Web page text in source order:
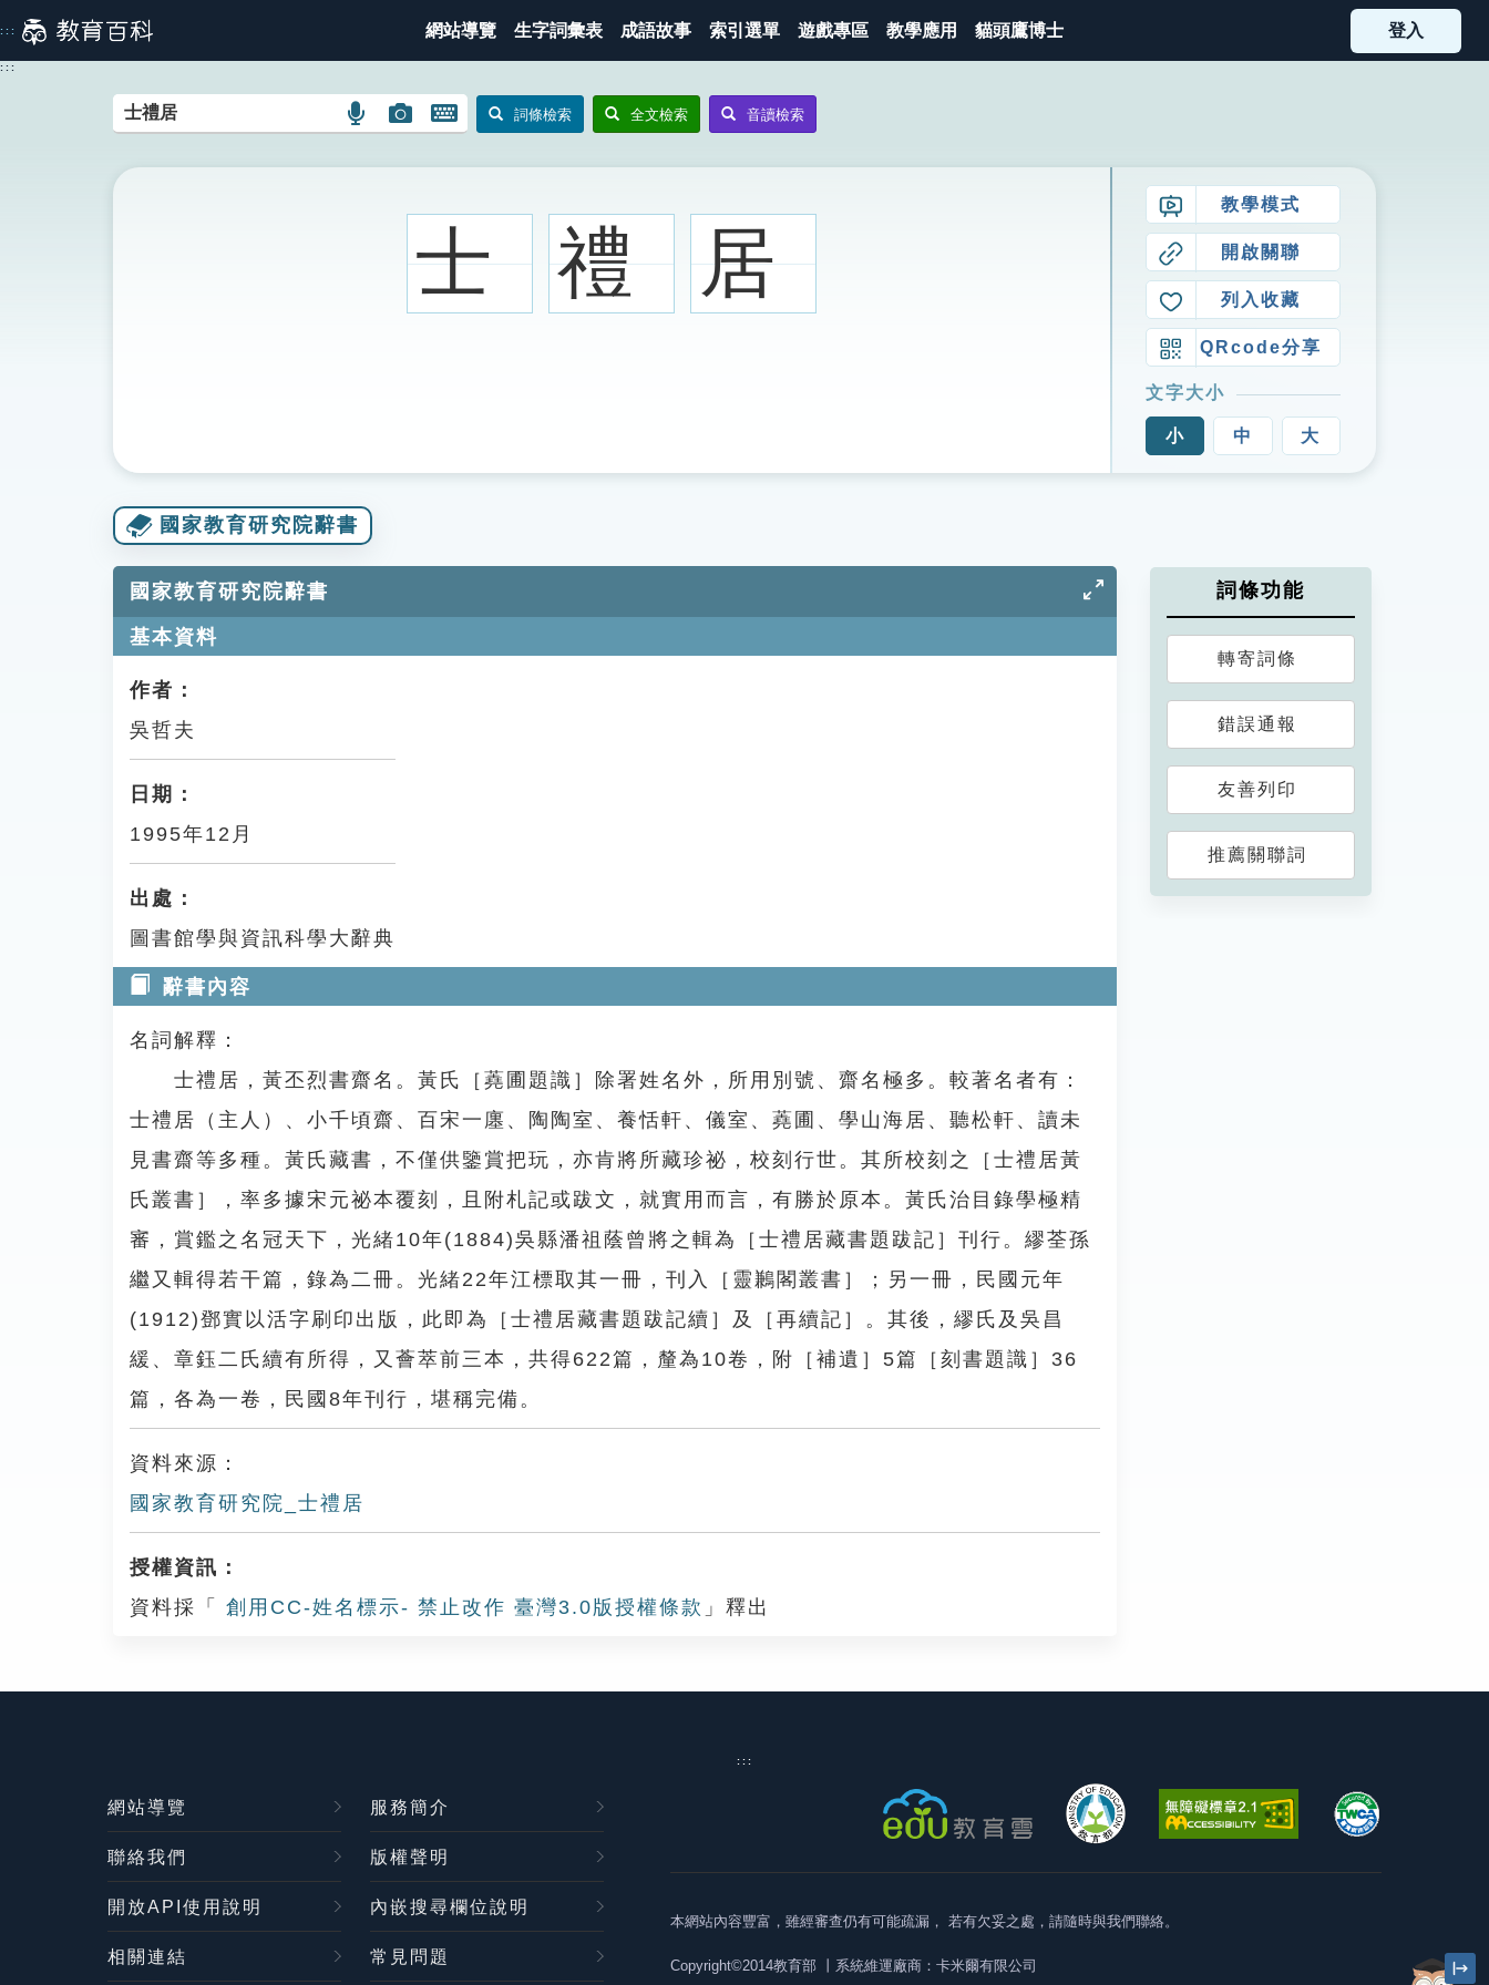
到
主
::: 網站導覽 生字詞彙表 成語故事 索引選單 遊戲專區 教學應用 貓頭鷹博士 登入
:::
語
搜
圖
搜
圖
開
鍵
圖
詞條檢索 全文檢索 音讀檢索
士 禮 居
教學模式
開啟關聯
列入收藏
QRcode分享
文字大小
小 中 大
國家教育研究院辭書
國家教育研究院辭書
基本資料
作者：
吳哲夫
日期：
1995年12月
出處：
圖書館學與資訊科學大辭典
辭書內容
名詞解釋：
士禮居，黃丕烈書齋名。黃氏［蕘圃題識］除署姓名外，所用別號、齋名極多。較著名者有：
士禮居（主人）、小千頃齋、百宋一廛、陶陶室、養恬軒、儀室、蕘圃、學山海居、聽松軒、讀未
見書齋等多種。黃氏藏書，不僅供鑒賞把玩，亦肯將所藏珍祕，校刻行世。其所校刻之［士禮居黃
氏叢書］，率多據宋元祕本覆刻，且附札記或跋文，就實用而言，有勝於原本。黃氏治目錄學極精
審，賞鑑之名冠天下，光緒10年(1884)吳縣潘祖蔭曾將之輯為［士禮居藏書題跋記］刊行。繆荃孫
繼又輯得若干篇，錄為二冊。光緒22年江標取其一冊，刊入［靈鶼閣叢書］；另一冊，民國元年
(1912)鄧實以活字刷印出版，此即為［士禮居藏書題跋記續］及［再續記］。其後，繆氏及吳昌
緩、章鈺二氏續有所得，又薈萃前三本，共得622篇，釐為10卷，附［補遺］5篇［刻書題識］36
篇，各為一卷，民國8年刊行，堪稱完備。
資料來源：
國家教育研究院_士禮居
授權資訊：
資料採「
創用CC-姓名標示- 禁止改作 臺灣3.0版授權條款 」釋出
詞條功能
轉寄詞條
錯誤通報
友善列印
推薦關聯詞
:::
網站導覽 服務簡介
聯絡我們 版權聲明
開放API使用說明 內嵌搜尋欄位說明
相關連結 常見問題
本網站內容豐富，雖經審查仍有可能疏漏， 若有欠妥之處，請隨時與我們聯絡。
Copyright©2014教育部 丨系統維運廠商：卡米爾有限公司